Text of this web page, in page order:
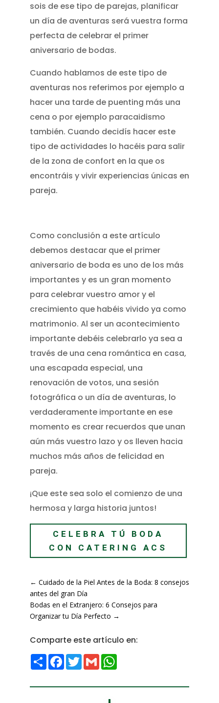
sois de ese tipo de parejas, planificar
un día de aventuras será vuestra forma
perfecta de celebrar el primer
aniversario de bodas.
Cuando hablamos de este tipo de
aventuras nos referimos por ejemplo a
hacer una tarde de puenting más una
cena o por ejemplo paracaidismo
también. Cuando decidís hacer este
tipo de actividades lo hacéis para salir
de la zona de confort en la que os
encontráis y vivir experiencias únicas en
pareja.
Como conclusión a este artículo
debemos destacar que el primer
aniversario de boda es uno de los más
importantes y es un gran momento
para celebrar vuestro amor y el
crecimiento que habéis vivido ya como
matrimonio. Al ser un acontecimiento
importante debéis celebrarlo ya sea a
través de una cena romántica en casa,
una escapada especial, una
renovación de votos, una sesión
fotográfica o un día de aventuras, lo
verdaderamente importante en ese
momento es crear recuerdos que unan
aún más vuestro lazo y os lleven hacia
muchos más años de felicidad en
pareja.
¡Que este sea solo el comienzo de una
hermosa y larga historia juntos!
CELEBRA TÚ BODA
CON CATERING ACS
← Cuidado de la Piel Antes de la Boda: 8 consejos
antes del gran Día
Bodas en el Extranjero: 6 Consejos para
Organizar tu Día Perfecto →
Comparte este artículo en:
CompartirFacebook
TwitterGmailWhatsApp